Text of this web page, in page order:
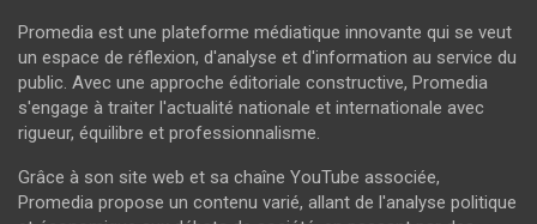
Promedia est une plateforme médiatique innovante qui se veut
un espace de réflexion, d'analyse et d'information au service du
public. Avec une approche éditoriale constructive, Promedia
s'engage à traiter l'actualité nationale et internationale avec
rigueur, équilibre et professionnalisme.
Grâce à son site web et sa chaîne YouTube associée,
Promedia propose un contenu varié, allant de l'analyse politique